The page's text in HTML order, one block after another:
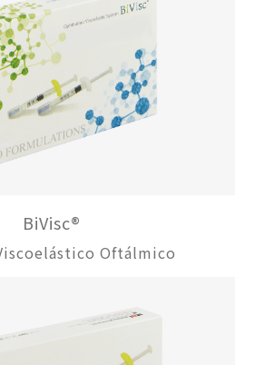
BiVisc®
Oftálmico